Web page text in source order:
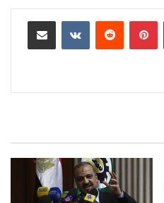
بينتيريست
مشاركة عبر البريد